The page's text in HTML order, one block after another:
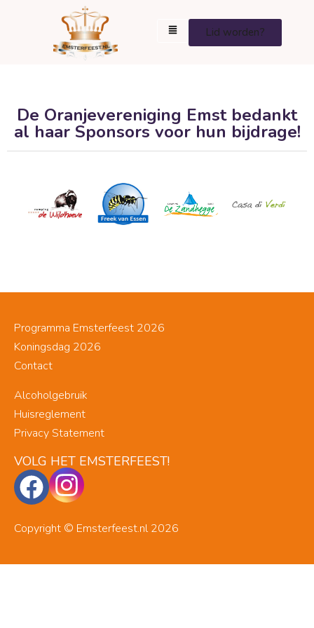
Lid worden?
De Oranjevereniging Emst bedankt
al haar Sponsors voor hun bijdrage!
Programma Emsterfeest 2026
Koningsdag 2026
Contact
Alcoholgebruik
Huisreglement
Privacy Statement
VOLG HET EMSTERFEEST!
Copyright © Emsterfeest.nl 2026